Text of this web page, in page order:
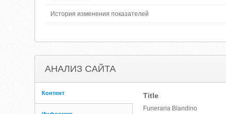
История изменения показателей
АНАЛИЗ САЙТА
Контент Title
Funeraria Blandino